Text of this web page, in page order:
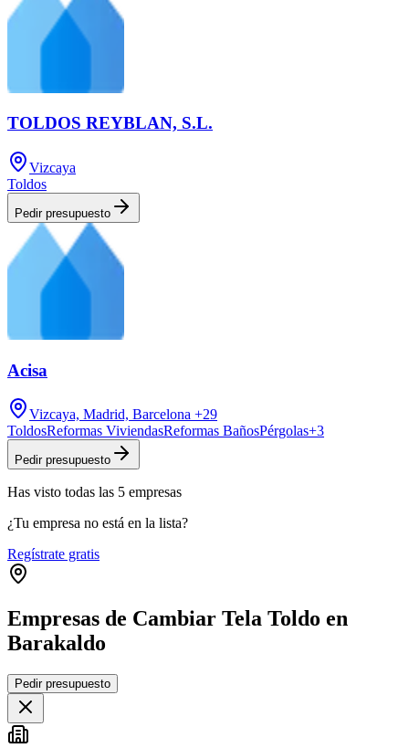
TOLDOS REYBLAN, S.L.
Vizcaya
Toldos
Pedir presupuesto
Acisa
Vizcaya, Madrid, Barcelona +29
ToldosReformas ViviendasReformas BañosPérgolas+3
Pedir presupuesto
Has visto todas las 5 empresas
¿Tu empresa no está en la lista?
Regístrate gratis
Empresas de Cambiar Tela Toldo en
Barakaldo
+
−
Pedir presupuesto